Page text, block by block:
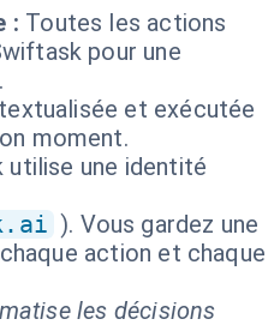
: Toutes les actions
pour une
et exécutée
moment.
utilise une identité
). Vous gardez une
action et chaque
les décisions